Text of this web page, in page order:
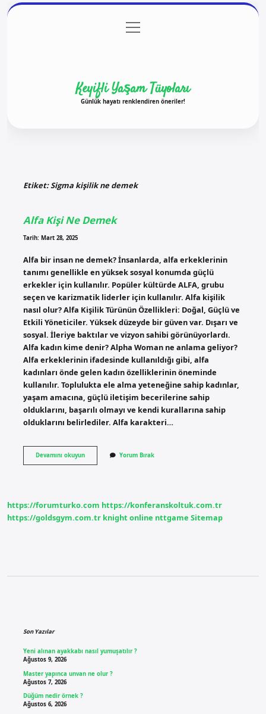
Gizlilik Politikası
menüyü
aç
Keyifli Yaşam Tüyoları
Günlük hayatı renklendiren öneriler!
Etiket:Sigma kişilik ne demek
Alfa Kişi Ne Demek
Tarih: Mart 28, 2025
Alfa bir insan ne demek? İnsanlarda, alfa erkeklerinin
tanımı genellikle en yüksek sosyal konumda güçlü
erkekler için kullanılır. Popüler kültürde ALFA, grubu
seçen ve karizmatik liderler için kullanılır. Alfa kişilik
nasıl olur? Alfa Kişilik Türünün Özellikleri: Doğal, Güçlü ve
Etkili Yöneticiler. Yüksek düzeyde bir güven var. Dışarı ve
sosyal. İleriye baktılar ve vizyon sahibi görünüyorlardı.
Alfa kadın kime denir? Alpha Woman ne anlama geliyor?
Alfa erkeklerinin ifadesinde kullanıldığı gibi, alfa
kadınları önde gelen kadın özelliklerinin öneminde
kullanılır. Toplulukta ele alma yeteneğine sahip kadınlar,
yaşam amacına, güçlü iletişim becerilerine sahip
olduklarını, başarılı olmayı ve kendi kurallarına sahip
olduklarını belirlediler. Alfa karakteri…
Devamını okuyunAlfa
Kişi
Yorum Bırak
https://forumturko.com https://konferanskoltuk.com.tr
https://goldsgym.com.tr knight online nttgame Sitemap
Son Yazılar
Yeni alınan ayakkabı nasıl yumuşatılır ?
Ağustos 9, 2026
Master yapınca unvan ne olur ?
Ağustos 7, 2026
Düğüm nedir örnek ?
Ağustos 6, 2026